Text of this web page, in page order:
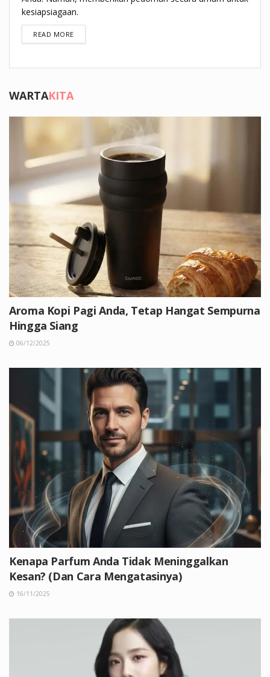
kesiapsiagaan.
READ MOREDETAILS
WARTAKITA
Aroma Kopi Pagi Anda, Tetap Hangat Sempurna
Hingga Siang
06/12/2025
Kenapa Parfum Anda Tidak Meninggalkan
Kesan? (Dan Cara Mengatasinya)
16/11/2025